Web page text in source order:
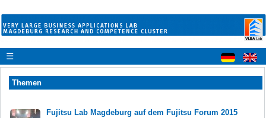
☰
Themen
Fujitsu Lab Magdeburg auf dem Fujitsu Forum 2015